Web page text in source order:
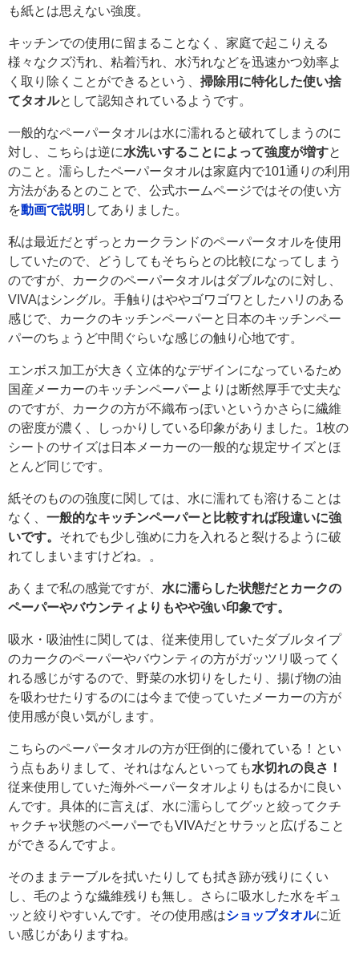
も紙とは思えない強度。
キッチンでの使用に留まることなく、家庭で起こりえる
様々なクズ汚れ、粘着汚れ、水汚れなどを迅速かつ効率よ
く取り除くことができるという、 掃除用に特化した使い捨
てタオルとして認知されているようです。
一般的なペーパータオルは水に濡れると破れてしまうのに
対し、こちらは逆に水洗いすることによって強度が増すと
のこと。濡らしたペーパータオルは家庭内で101通りの利用
方法があるとのことで、公式ホームページではその使い方
を動画で説明 してありました。
私は最近だとずっとカークランドのペーパータオルを使用
していたので、どうしてもそちらとの比較になってしまう
のですが、カークのペーパータオルはダブルなのに対し、
VIVAはシングル。手触りはややゴワゴワとしたハリのある
感じで、カークのキッチンペーパーと日本のキッチンペー
パーのちょうど中間ぐらいな感じの触り心地です。
エンボス加工が大きく立体的なデザインになっているため
国産メーカーのキッチンペーパーよりは断然厚手で丈夫な
のですが、カークの方が不織布っぽいというかさらに繊維
の密度が濃く、しっかりしている印象がありました。1枚の
シートのサイズは日本メーカーの一般的な規定サイズとほ
とんど同じです。
紙そのものの強度に関しては、水に濡れても溶けることは
なく、 一般的なキッチンペーパーと比較すれば段違いに強
いです。 それでも少し強めに力を入れると裂けるように破
れてしまいますけどね。。
あくまで私の感覚ですが、 水に濡らした状態だとカークの
ペーパーやバウンティよりもやや強い印象です。
吸水・吸油性に関しては、従来使用していたダブルタイプ
のカークのペーパーやバウンティの方がガッツリ吸ってく
れる感じがするので、野菜の水切りをしたり、揚げ物の油
を吸わせたりするのには今まで使っていたメーカーの方が
使用感が良い気がします。
こちらのペーパータオルの方が圧倒的に優れている！とい
う点もありまして、それはなんといっても水切れの良さ！
従来使用していた海外ペーパータオルよりもはるかに良い
んです。具体的に言えば、水に濡らしてグッと絞ってクチ
ャクチャ状態のペーパーでもVIVAだとサラッと広げること
ができるんですよ。
そのままテーブルを拭いたりしても拭き跡が残りにくい
し、毛のような繊維残りも無し。さらに吸水した水をギュ
ッと絞りやすいんです。その使用感はショップタオルに近
い感じがありますね。